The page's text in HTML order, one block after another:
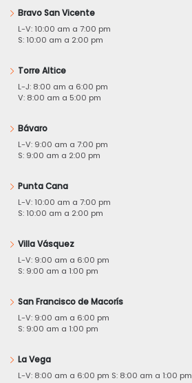
Bravo San Vicente
L-V: 10:00 am a 7:00 pm
S: 10:00 am a 2:00 pm
Torre Altice
L-J: 8:00 am a 6:00 pm
V: 8:00 am a 5:00 pm
Bávaro
L-V: 9:00 am a 7:00 pm
S: 9:00 am a 2:00 pm
Punta Cana
L-V: 10:00 am a 7:00 pm
S: 10:00 am a 2:00 pm
Villa Vásquez
L-V: 9:00 am a 6:00 pm
S: 9:00 am a 1:00 pm
San Francisco de Macorís
L-V: 9:00 am a 6:00 pm
S: 9:00 am a 1:00 pm
La Vega
L-V: 8:00 am a 6:00 pm S: 8:00 am a 1:00 pm